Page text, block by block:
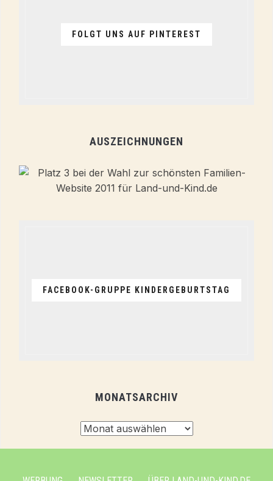
FOLGT UNS AUF PINTEREST
AUSZEICHNUNGEN
FACEBOOK-GRUPPE KINDERGEBURTSTAG
MONATSARCHIV